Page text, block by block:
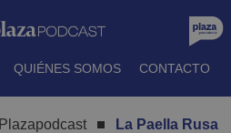
QUIÉNES SOMOS CONTACTO
Plazapodcast La Paella Rusa